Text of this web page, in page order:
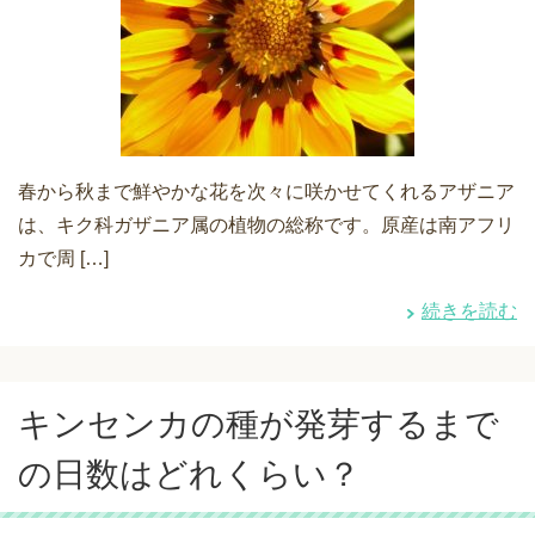
春から秋まで鮮やかな花を次々に咲かせてくれるアザニア
は、キク科ガザニア属の植物の総称です。原産は南アフリ
カで周 […]
続きを読む
キンセンカの種が発芽するまで
の日数はどれくらい？